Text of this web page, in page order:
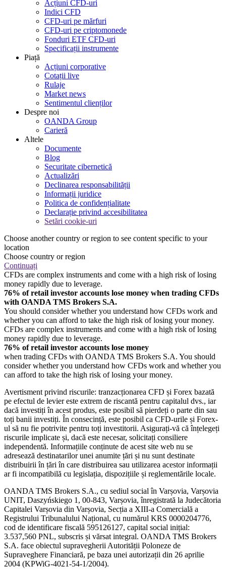
Acțiuni CFD-uri
Indici CFD
CFD-uri pe mărfuri
CFD-uri pe criptomonede
Fonduri ETF CFD-uri
Specificații instrumente
Piață
Acțiuni corporative
Cotații live
Rulaje
Market news
Sentimentul clienților
Despre noi
OANDA Group
Carieră
Altele
Documente
Blog
Securitate cibernetică
Actualizări
Declinarea responsabilității
Informații juridice
Politica de confidențialitate
Declarație privind accesibilitatea
Setări cookie-uri
Choose another country or region to see content specific to your
location
Choose country or region
Continuați
CFDs are complex instruments and come with a high risk of losing
money rapidly due to leverage.
76% of retail investor accounts lose money when trading CFDs
with OANDA TMS Brokers S.A.
You should consider whether you understand how CFDs work and
whether you can afford to take the high risk of losing your money.
CFDs are complex instruments and come with a high risk of losing
money rapidly due to leverage.
76% of retail investor accounts lose money
when trading CFDs with OANDA TMS Brokers S.A. You should
consider whether you understand how CFDs work and whether you
can afford to take the high risk of losing your money.
Avertisment privind riscurile: tranzacționarea CFD și Forex bazată
pe efectul de levier este extrem de riscantă pentru capitalul dvs., iar
dacă investiți în acest produs, este posibil să pierdeți o parte din sau
toți banii investiți. În consecință, este posibil ca CFD-urile și Forex-
ul să nu fie potrivite pentru toți investitorii. Asigurați-vă că înțelegeți
riscurile implicate și, dacă este necesar, solicitați consiliere
independentă. Informațiile conținute de acest site web nu se
adresează destinatarilor unei anumite țări și nu sunt destinate
distribuirii în țări în care distribuirea sau utilizarea acestor informații
ar fi incompatibilă cu legislația, dispozițiile și reglementările locale.
OANDA TMS Brokers S.A., cu sediul social în Varșovia, Varșovia
UNIT, Daszyńskiego 1, 00-843, Varșovia, înregistrată la Judecătoria
Capitalei Varșovia din Varșovia, Secția a XIII-a Comercială a
Registrului Tribunalului Național, cu numărul KRS 0000204776,
cod de identificare fiscală 595126127, capital social inițial:
3.537,560 PNL, subscris și vărsat integral. OANDA TMS Brokers
S.A. face obiectul supravegherii Autorității Poloneze de
Supraveghere Financiară, pe baza unei autorizații din 26 aprilie
2004 (KPWiG-4021-54-1/2004).